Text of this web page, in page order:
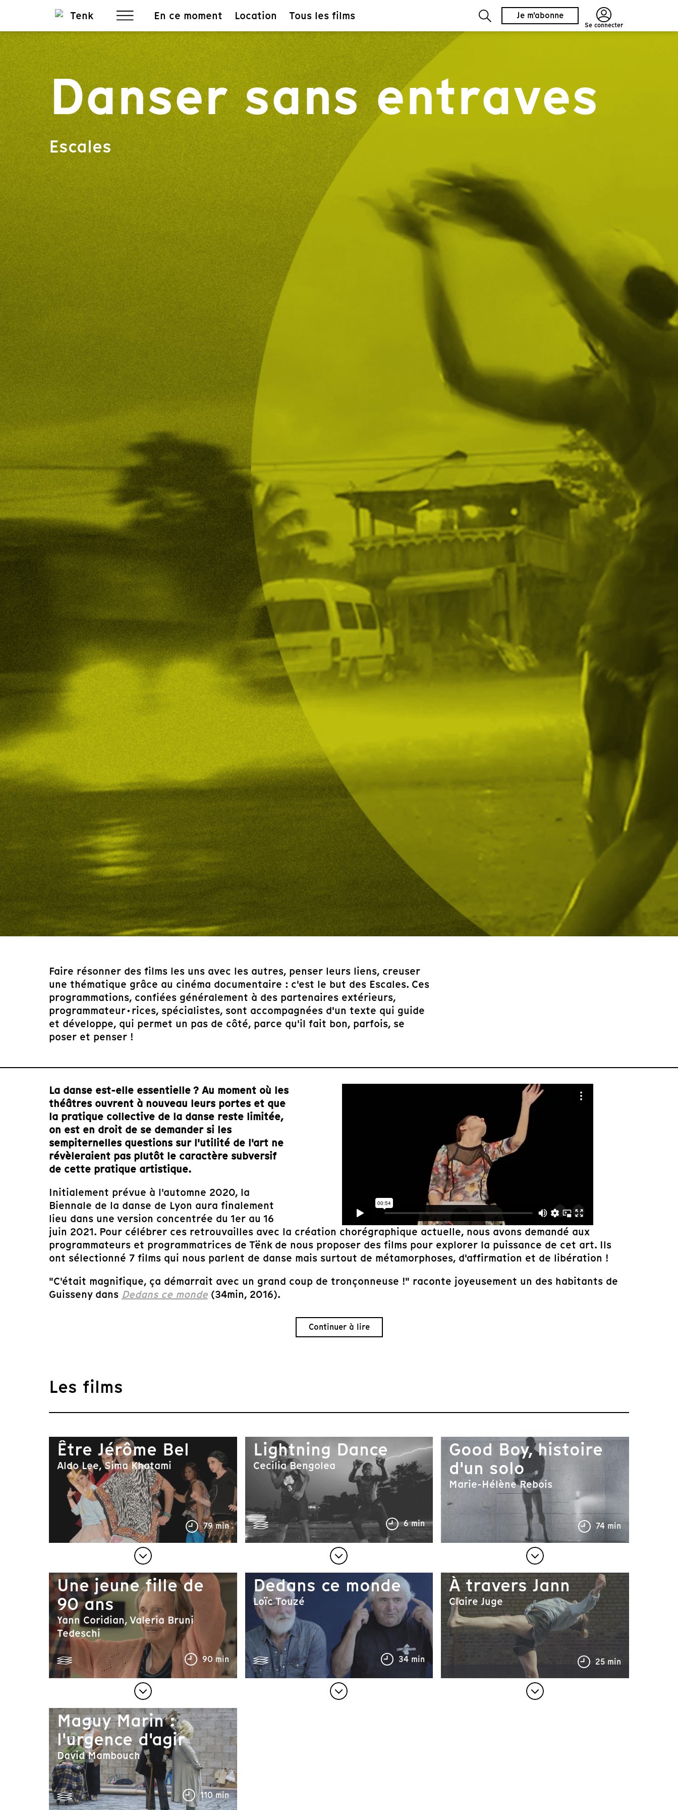
En ce moment Location Tous les films Je m'abonne
Se connecter
Danser sans entraves
Escales
Faire résonner des films les uns avec les autres, penser leurs liens, creuser
une thématique grâce au cinéma documentaire : c'est le but des Escales. Ces
programmations, confiées généralement à des partenaires extérieurs,
programmateur·rices, spécialistes, sont accompagnées d'un texte qui guide
et développe, qui permet un pas de côté, parce qu'il fait bon, parfois, se
poser et penser !
La danse est-elle essentielle ? Au moment où les
théâtres ouvrent à nouveau leurs portes et que
la pratique collective de la danse reste limitée,
on est en droit de se demander si les
sempiternelles questions sur l'utilité de l'art ne
révèleraient pasplutôt le caractère subversif
de cette pratique artistique.
Initialement prévue à l'automne 2020, la
Biennale de la danse de Lyon aura finalement
lieu dans une version concentrée du 1er au 16
juin 2021. Pour célébrer ces retrouvailles avec la création chorégraphique actuelle, nous avons demandé aux
programmateurs et programmatrices de Tënk de nous proposer des films pour explorer la puissance de cet art. Ils
ont sélectionné 7 films qui nous parlent de danse mais surtout de métamorphoses, d'affirmation et de libération !
"C'était magnifique, ça démarrait avec un grand coup de tronçonneuse !" raconte joyeusement un des habitants de
Guisseny dans Dedans ce monde(34min, 2016).
Continuer à lire
Les films
Être Jérôme Bel
Aldo Lee, Sima Khatami
79 min
Lightning Dance
Cecilia Bengolea
6 min
Good Boy, histoire
d'un solo
Marie-Hélène Rebois
74 min
Une jeune fille de
90 ans
Yann Coridian, Valeria Bruni
Tedeschi
90 min
Dedans ce monde
Loïc Touzé
34 min
À travers Jann
Claire Juge
25 min
Maguy Marin :
l'urgence d'agir
David Mambouch
110 min